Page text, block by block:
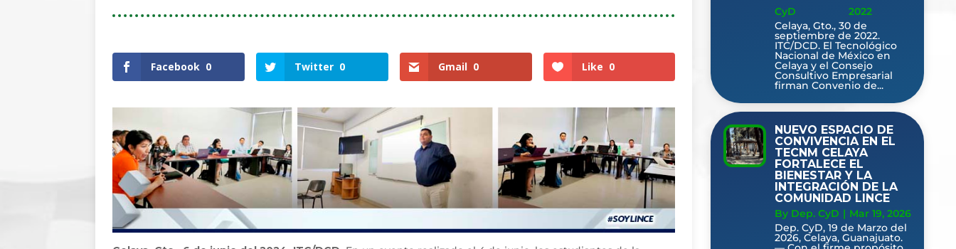
Facebook 0 Twitter 0 Gmail 0 Like 0
CyD
2022
Celaya, Gto., 30 de
septiembre de 2022.
ITC/DCD. El Tecnológico
Nacional de México en
Celaya y el Consejo
Consultivo Empresarial
firman Convenio de...
NUEVO ESPACIO DE
CONVIVENCIA EN EL
TECNM CELAYA
FORTALECE EL
BIENESTAR Y LA
INTEGRACIÓN DE LA
COMUNIDAD LINCE
By Dep. CyD | Mar 19, 2026
Dep. CyD, 19 de Marzo del
2026, Celaya, Guanajuato.